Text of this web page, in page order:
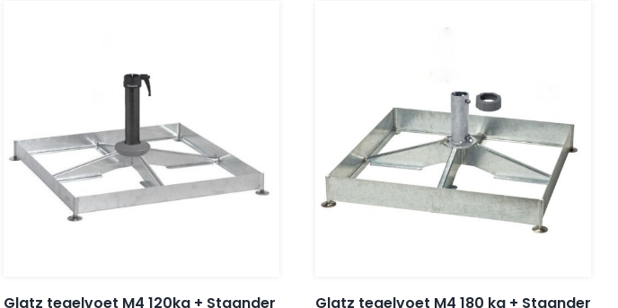
Glatz tegelvoet M4 120kg + Staander
Glatz tegelvoet M4 180 kg + Staander